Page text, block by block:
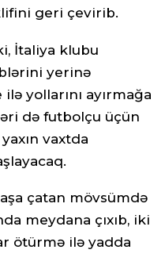
geri çevirib.
İtaliya klubu
yerinə
yollarını ayırmağa
də futbolçu üçün
vaxtda
çatan mövsümdə
meydana çıxıb, iki
ötürmə ilə yadda